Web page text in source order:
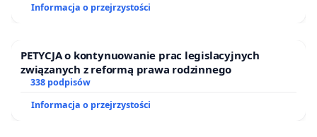
NIEPEŁNOSPRAWNOŚCI
Informacja o przejrzystości
PETYCJA o kontynuowanie prac legislacyjnych
związanych z reformą prawa rodzinnego
338 podpisów
Informacja o przejrzystości